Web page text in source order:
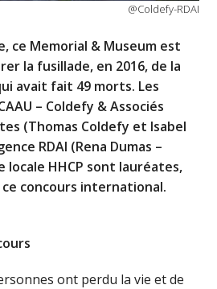
@Coldefy-RDAI
ce Memorial & Museum est
la fusillade, en 2016, de la
avait fait 49 morts. Les
– Coldefy & Associés
(Thomas Coldefy et Isabel
RDAI (Rena Dumas –
locale HHCP sont lauréates,
concours international.
ont perdu la vie et de